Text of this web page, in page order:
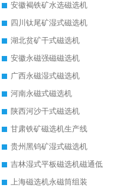
安徽褐铁矿水选磁选机
四川钛尾矿湿式磁选机
湖北贫矿干式磁选机
安徽永磁强磁磁选机
广西永磁湿式磁选机
河南永磁式磁选机
陕西河沙干式磁选机
甘肃铁矿磁选机生产线
贵州黑钨矿湿式磁选机
吉林湿式平板磁选机磁通低
上海磁选机永磁筒组装